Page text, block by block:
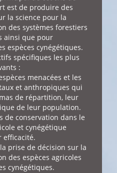
est de produire des
la science pour la
des systèmes forestiers
ainsi que pour
espèces cynégétiques.
spécifiques les plus
:
menacées et les
et anthropiques qui
de répartition, leur
de leur population.
de conservation dans le
et cynégétique
efficacité.
prise de décision sur la
des espèces agricoles
cynégétiques.